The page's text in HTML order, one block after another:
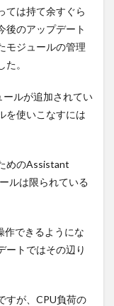
ては持て余すぐら
後のアップデート
モジュールの管理
。
ルが追加されてい
を使いこなすには
めのAssistant
ルは限られている
できるようにな
ートではその辺り
すが、CPU負荷の